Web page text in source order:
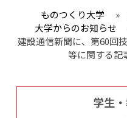
ものつくり大学 »
大学からのお知らせ
建設通信新聞に、第60回
等に関する記